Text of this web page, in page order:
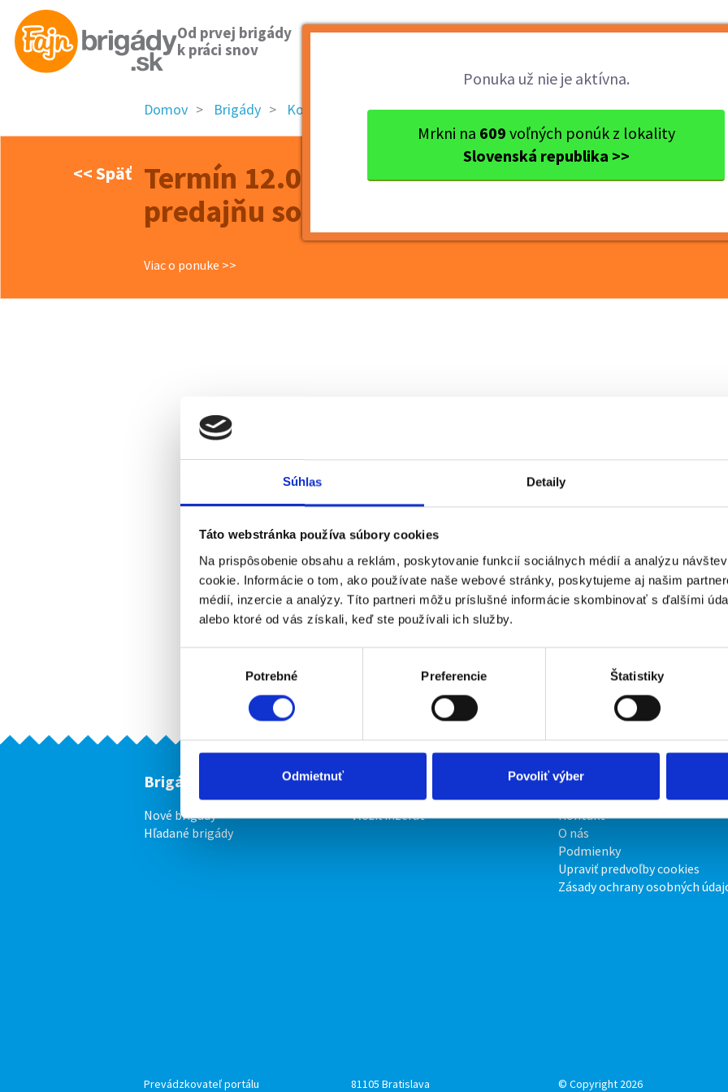
Súhlas Detaily
Táto webstránka používa súbory cookies
Na prispôsobenie obsahu a reklám, poskytovanie funkcií sociálnych médií a analýzu
cookie. Informácie o tom, ako používate naše webové stránky, poskytujeme aj našim
médií, inzercie a analýzy. Títo partneri môžu príslušné informácie skombinovať s ďalšími
alebo ktoré od vás získali, keď ste používali ich služby.
Potrebné Preferencie Štatistiky
Odmietnuť Povoliť výber
Od prvej brigády
k práci snov
Ponuka už nie je aktívna.
Mrkni na 609 voľných ponúk z lokality
Slovenská republika >>
Domov Brigády Košický kraj Ok. Košice Košice Termín 12.06. Pomocné práce...
<< Späť Termín 12.06. Pomocné práce pre
predajňu so športovými potrebami
Viac o ponuke >>
Brigádnici
Nové brigády
Hľadané brigády
Vložiť inzerát
O portáli
Kontakt
O nás
Podmienky
Upraviť predvoľby cookies
Zásady ochrany osobných
Prevádzkovateľ portálu 81105 Bratislava © Copyright 2026